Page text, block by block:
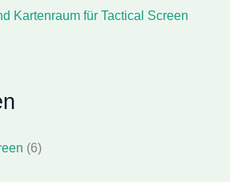
Kartenraum für Tactical Screen
(6)